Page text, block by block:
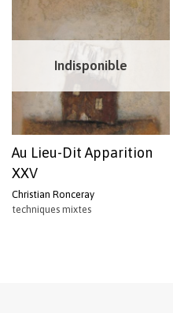
Indisponible
Au Lieu-Dit Apparition
XXV
Christian Ronceray
techniques mixtes